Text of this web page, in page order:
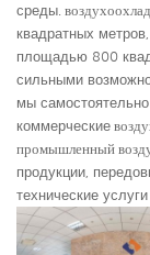
среды.
квадратных
площадью 800
сильными
мы
коммерческие
промышленный
продукции,
технические